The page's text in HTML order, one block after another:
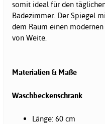
somit ideal für den
Badezimmer. Der Spiegel
dem Raum einen
von Weite.
Materialien & Maße
Waschbeckenschrank
Länge: 60 cm